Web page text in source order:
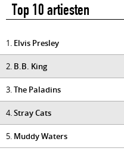
Top 10 artiesten
1. Elvis Presley
2. B.B. King
3.The Paladins
4.Stray Cats
5. Muddy Waters